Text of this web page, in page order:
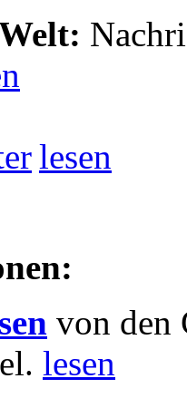
lesen
von den
lesen